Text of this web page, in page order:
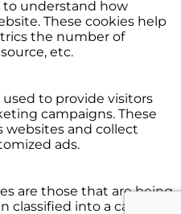
to understand how
These cookies help
the number of
etc.
to provide visitors
campaigns. These
websites and collect
ads.
are those that are being
classified into a category